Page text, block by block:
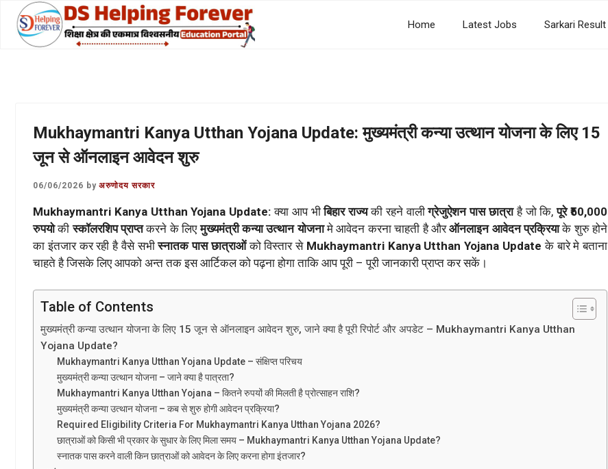
content
Home Latest Jobs Sarkari Result
Mukhaymantri Kanya Utthan Yojana Update: मुख्यमंत्री कन्या उत्थान योजना के लिए 15
जून से ऑनलाइन आवेदन शुरु
06/06/2026 byअरुणोदय सरकार
Mukhaymantri Kanya Utthan Yojana Update: क्या आप भीबिहार राज्यकी रहने वालीग्रेजुऐशन पास छात्राहै जो कि,पूरे ₹50,000
रुपयोकीस्कॉलरशिप प्राप्तकरने के लिएमुख्यमंत्री कन्या उत्थान योजनामे आवेदन करना चाहती है औरऑनलाइन आवेदन प्रक्रियाके शुरु होने
का इंतजार कर रही है वैसे सभीस्नातक पास छात्राओंको विस्तार से Mukhaymantri Kanya Utthan Yojana Update के बारे मे बताना
चाहते है जिसके लिए आपको अन्त तक इस आर्टिकल को पढ़ना होगा ताकि आप पूरी – पूरी जानकारी प्राप्त कर सकें।
Table of Contents
मुख्यमंत्री कन्या उत्थान योजना के लिए 15 जून से ऑनलाइन आवेदन शुरु, जाने क्या है पूरी रिपोर्ट और अपडेट – Mukhaymantri Kanya Utthan
Yojana Update?
Mukhaymantri Kanya Utthan Yojana Update – संक्षिप्त परिचय
मुख्यमंत्री कन्या उत्थान योजना – जाने क्या है पात्रता?
Mukhaymantri Kanya Utthan Yojana – कितने रुपयों की मिलती है प्रोत्साहन राशि?
मुख्यमंत्री कन्या उत्थान योजना – कब से शुरु होगी आवेदन प्रक्रिया?
Required Eligibility Criteria For Mukhaymantri Kanya Utthan Yojana 2026?
छात्राओं को किसी भी प्रकार के सुधार के लिए मिला समय – Mukhaymantri Kanya Utthan Yojana Update?
स्नातक पास करने वाली किन छात्राओं को आवेदन के लिए करना होगा इंतजार?